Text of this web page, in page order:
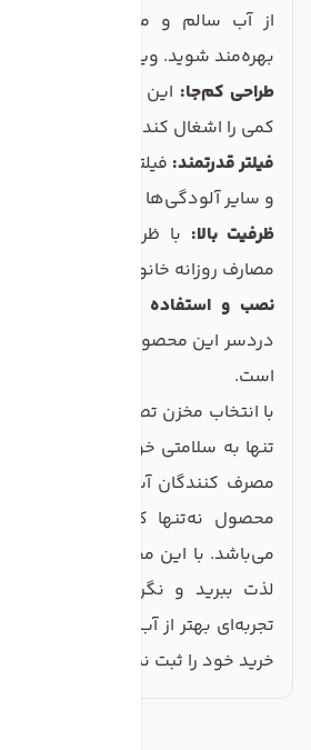
از آب سالم و مطمئن برای
بهره‌مند شوید. ویژگی‌های کلیدی
طراحی کم‌جا: این مدل به گونه‌ای
کمی را اشغال کند و به راحتی در هر
فیلتر قدرتمند: فیلتر این مخزن قادر
و سایر آلودگی‌ها را به طور موثر
ظرفیت بالا:
مصارف روزانه خانواده‌ها فراهم
نصب و استفاده آسان:
دردسر این محصول، آن را به
است.
تنها به سلامتی خود و خانواده‌تان
مصرف کنندگان آب خالص و با
محصول نه‌تنها کارایی بالایی
می‌باشد. با این مخزن، هر روز از
لذت ببرید و نگران سلامت خود
تجربه‌ای بهتر از آب وجود دارد؛ همین
خرید خود را ثبت نمایید!